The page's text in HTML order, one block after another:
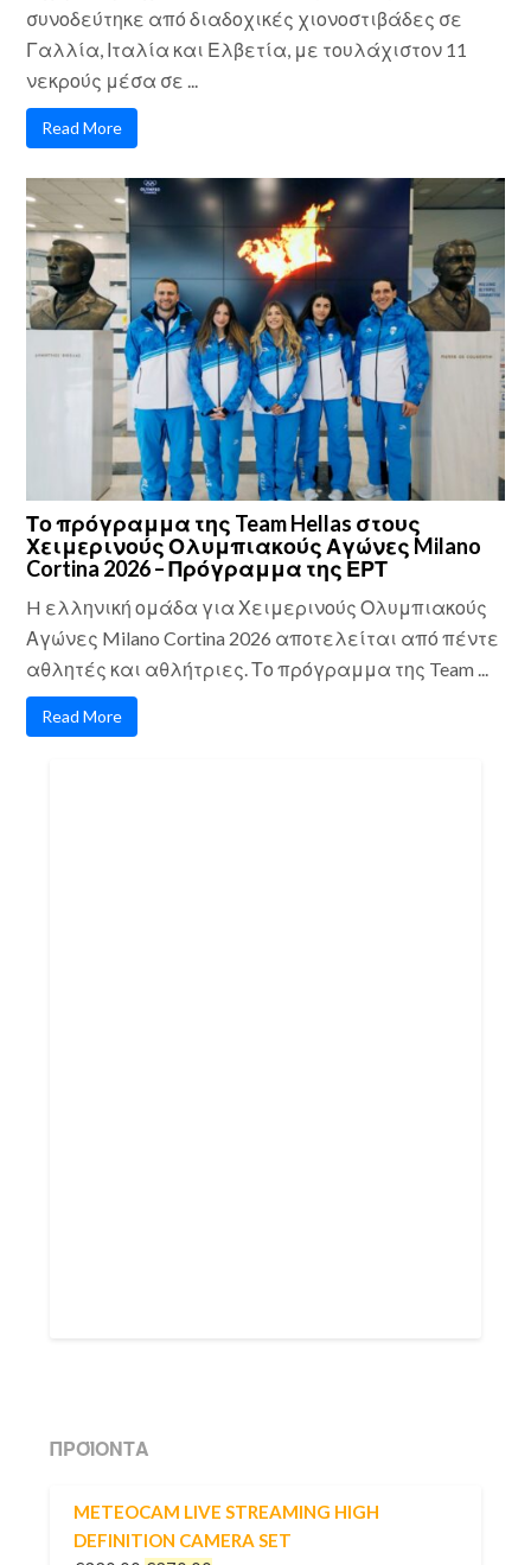
συνοδεύτηκε από διαδοχικές χιονοστιβάδες σε
Γαλλία, Ιταλία και Ελβετία, με τουλάχιστον 11
νεκρούς μέσα σε ...
Read More
Το πρόγραμμα της Team Hellas στους
Χειμερινούς Ολυμπιακούς Αγώνες Milano
Cortina 2026 – Πρόγραμμα της ΕΡΤ
H ελληνική ομάδα για Χειμερινούς Ολυμπιακούς
Αγώνες Milano Cortina 2026 αποτελείται από πέντε
αθλητές και αθλήτριες. Το πρόγραμμα της Team ...
Read More
ΠΡΟΪΌΝΤΑ
METEOCAM LIVE STREAMING HIGH
DEFINITION CAMERA SET